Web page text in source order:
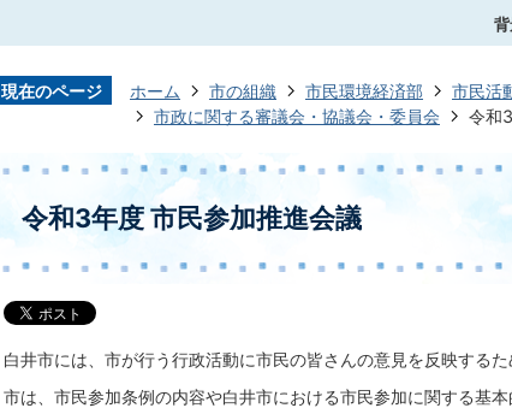
現在のページ ホーム 市の組織 市民環境経済部 市民活
市政に関する審議会・協議会・委員会
令和
令和3年度 市民参加推進会議
白井市には、市が行う行政活動に市民の皆さんの意見を反映する
市は、市民参加条例の内容や白井市における市民参加に関する基